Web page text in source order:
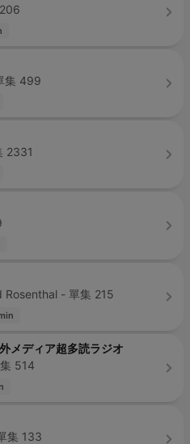
集 499
2331
- 單集 215
メディア超多読ラジオ
514
集 133